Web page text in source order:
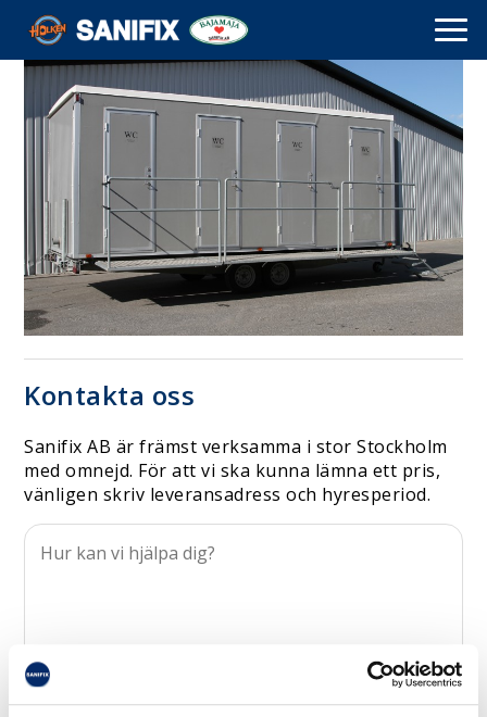
Kontakta oss
Sanifix AB är främst verksamma i stor Stockholm
med omnejd. För att vi ska kunna lämna ett pris,
vänligen skriv leveransadress och hyresperiod.